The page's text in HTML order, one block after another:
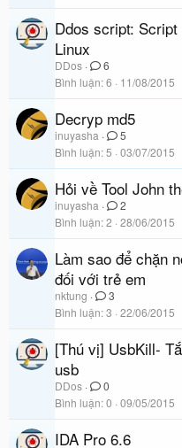
Ddos script:
Linux
DDos
6
Bình luận 6 11/08/2015
Decryp md5
inuyasha
5
Bình luận 5 03/07/2015
Hỏi về Tool John
inuyasha
2
Bình luận 2 28/06/2015
Làm sao để chặn
đối với trẻ em
nktung
3
Bình luận 3 22/06/2015
[Thú vị] UsbKill-
usb
DDos
0
Bình luận 0 09/05/2015
IDA Pro 6.6